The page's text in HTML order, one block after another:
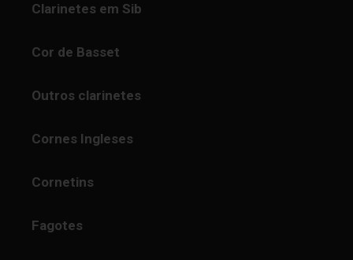
Clarinetes em Sib
Cor de Basset
Outros clarinetes
Cornes Ingleses
Cornetins
Fagotes